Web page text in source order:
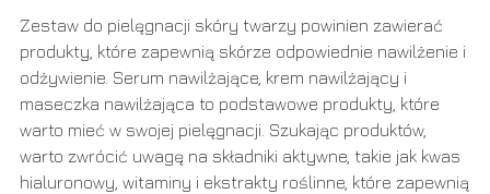
Zestaw do pielęgnacji skóry twarzy powinien zawierać
produkty, które zapewnią skórze odpowiednie nawilżenie i
odżywienie. Serum nawilżające, krem nawilżający i
maseczka nawilżająca to podstawowe produkty, które
warto mieć w swojej pielęgnacji. Szukając produktów,
warto zwrócić uwagę na składniki aktywne, takie jak kwas
hialuronowy, witaminy i ekstrakty roślinne, które zapewnią